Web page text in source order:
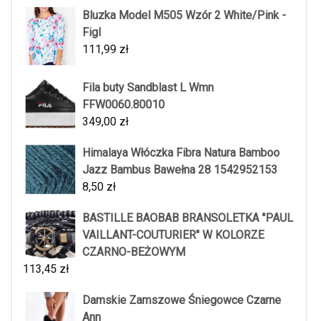
Bluzka Model M505 Wzór 2 White/Pink -
Figl
111,99 zł
Fila buty Sandblast L Wmn
FFW0060.80010
349,00 zł
Himalaya Włóczka Fibra Natura Bamboo
Jazz Bambus Bawełna 28 1542952153
8,50 zł
BASTILLE BAOBAB BRANSOLETKA "PAUL
VAILLANT-COUTURIER" W KOLORZE
CZARNO-BEŻOWYM
113,45 zł
Damskie Zamszowe Śniegowce Czarne
Ann